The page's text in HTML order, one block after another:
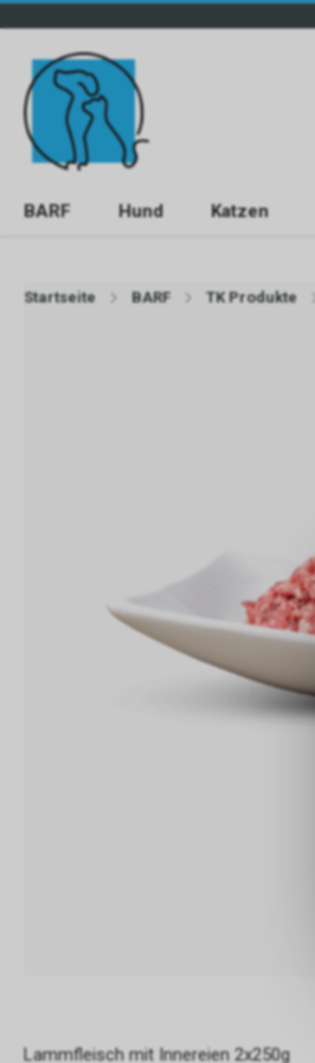
BARF Hund Katzen
Startseite BARF TK Produkte
Lammfleisch mit Innereien 2x250g